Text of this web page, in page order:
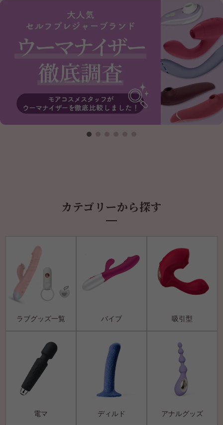
カテゴリーから探す
ラブグッズ一覧 バイブ 吸引型
電マ ディルド アナルグッズ